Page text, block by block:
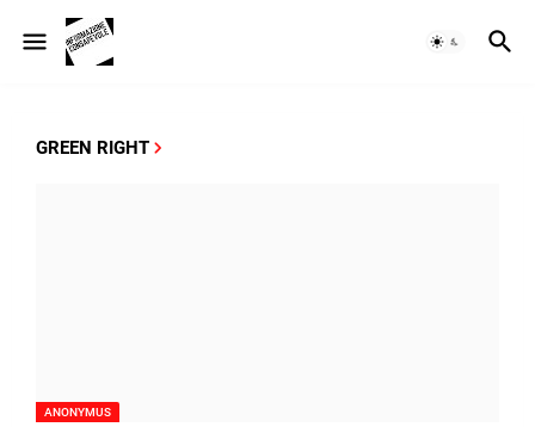
GREEN RIGHT
ANONYMUS